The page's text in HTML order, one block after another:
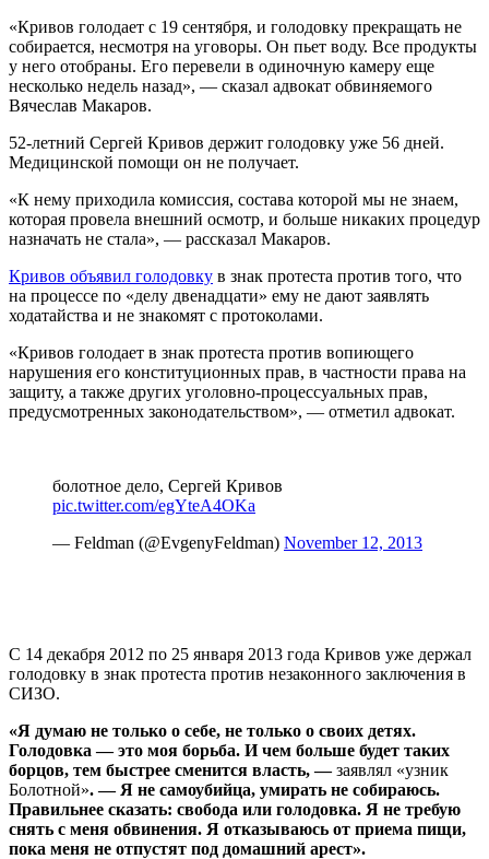
«Кривов голодает с 19 сентября, и голодовку прекращать не
собирается, несмотря на уговоры. Он пьет воду. Все продукты
у него отобраны. Его перевели в одиночную камеру еще
несколько недель назад», — сказал адвокат обвиняемого
Вячеслав Макаров.
52-летний Сергей Кривов держит голодовку уже 56 дней.
Медицинской помощи он не получает.
«К нему приходила комиссия, состава которой мы не знаем,
которая провела внешний осмотр, и больше никаких процедур
назначать не стала», — рассказал Макаров.
Кривов объявил голодовку в знак протеста против того, что
на процессе по «делу двенадцати» ему не дают заявлять
ходатайства и не знакомят с протоколами.
«Кривов голодает в знак протеста против вопиющего
нарушения его конституционных прав, в частности права на
защиту, а также других уголовно-процессуальных прав,
предусмотренных законодательством», — отметил адвокат.
болотное дело, Сергей Кривов
pic.twitter.com/egYteA4OKa
— Feldman (@EvgenyFeldman) November 12, 2013
С 14 декабря 2012 по 25 января 2013 года Кривов уже держал
голодовку в знак протеста против незаконного заключения в
СИЗО.
«Я думаю не только о себе, не только о своих детях.
Голодовка — это моя борьба. И чем больше будет таких
борцов, тем быстрее сменится власть, —заявлял «узник
Болотной». — Я не самоубийца, умирать не собираюсь.
Правильнее сказать: свобода или голодовка. Я не требую
снять с меня обвинения. Я отказываюсь от приема пищи,
пока меня не отпустят под домашний арест».